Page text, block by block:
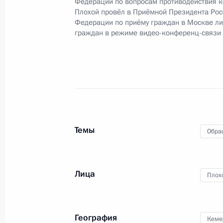
конференц-связи жительницы
по поручению Президента
Президента Российской
28 ноября 2019 года, четверг
по поручению Президента
Президента Российской
Федерации по приёму граждан в
Плохой провёл в Приёмной Президента
Федерации по приёму граждан в Москве
граждан в режиме видео-конференц-связи
Темы
Лица
География